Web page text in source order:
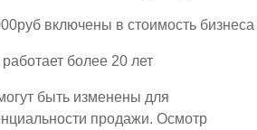
включены в стоимость бизнеса
более 20 лет
быть изменены для
продажи. Осмотр